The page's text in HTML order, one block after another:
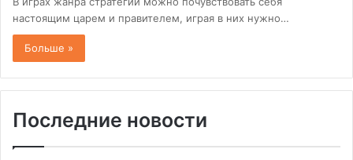
настоящим царем и правителем, играя в них нужно…
Больше »
Последние новости